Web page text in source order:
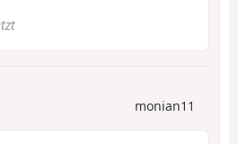
monian11